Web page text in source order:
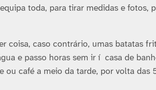
toda, para tirar medidas e fotos,
coisa, caso contrário, umas batatas
e passo horas sem ir í casa de
ou café a meio da tarde, por volta das